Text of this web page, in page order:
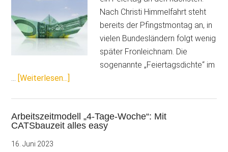
Nach Christi Himmelfahrt steht
bereits der Pfingstmontag an, in
vielen Bundesländern folgt wenig
später Fronleichnam. Die
sogenannte „Feiertagsdichte“ im
… [Weiterlesen...]
von
einem
Arbeitszeitmodell „4-Tage-Woche“: Mit
CATSbauzeit alles easy
16. Juni 2023